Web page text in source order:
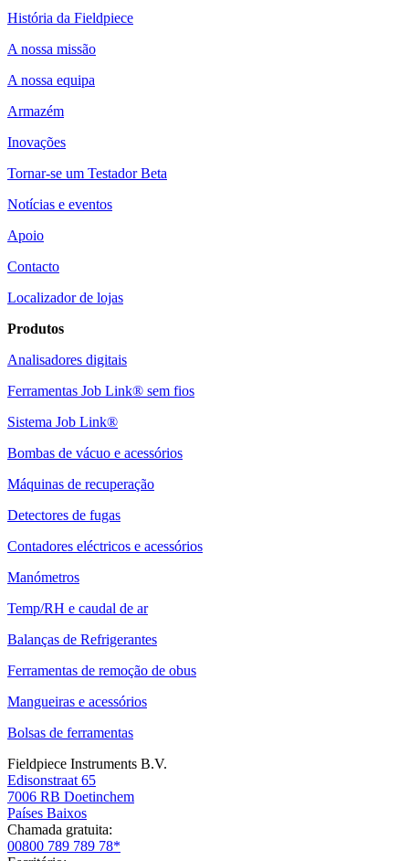
História da Fieldpiece
A nossa missão
A nossa equipa
Armazém
Inovações
Tornar-se um Testador Beta
Notícias e eventos
Apoio
Contacto
Localizador de lojas
Produtos
Analisadores digitais
Ferramentas Job Link® sem fios
Sistema Job Link®
Bombas de vácuo e acessórios
Máquinas de recuperação
Detectores de fugas
Contadores eléctricos e acessórios
Manómetros
Temp/RH e caudal de ar
Balanças de Refrigerantes
Ferramentas de remoção de obus
Mangueiras e acessórios
Bolsas de ferramentas
Fieldpiece Instruments B.V.
Edisonstraat 65
7006 RB Doetinchem
Países Baixos
Chamada gratuita:
00800 789 789 78*